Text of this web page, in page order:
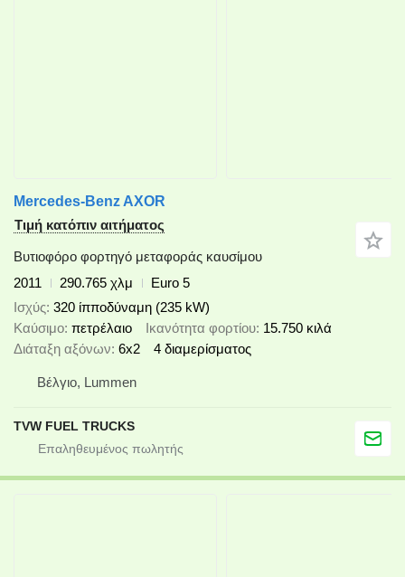
Mercedes-Benz AXOR
Τιμή κατόπιν αιτήματος
Βυτιοφόρο φορτηγό μεταφοράς καυσίμου
2011
290.765 χλμ
Euro 5
Ισχύς 320 ίπποδύναμη (235 kW)
Καύσιμο πετρέλαιο Ικανότητα φορτίου 15.750 κιλά
Διάταξη αξόνων 6x2 4 διαμερίσματος
Βέλγιο, Lummen
TVW FUEL TRUCKS